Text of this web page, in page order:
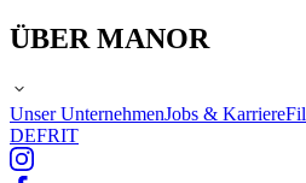
ÜBER MANOR
Unser UnternehmenJobs & Karriere
DEFRIT